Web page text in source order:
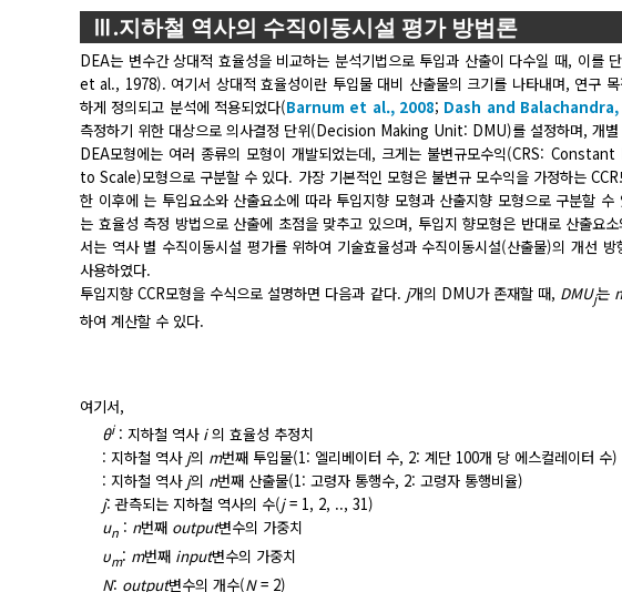
Ⅲ.지하철 역사의 수직이동시설 평가 방법론
DEA는 변수간 상대적 효율성을 비교하는 분석기법으로 투입과 산출이 다수일 때, 이를
et al., 1978). 여기서 상대적 효율성이란 투입물 대비 산출물의 크기를 나타내며, 연구
하게 정의되고 분석에 적용되었다(Barnum et al., 2008; Dash and Balachandra,
측정하기 위한 대상으로 의사결정 단위(Decision Making Unit: DMU)를 설정하며, 개
DEA모형에는 여러 종류의 모형이 개발되었는데, 크게는 불변규모수익(CRS:
to Scale)모형으로 구분할 수 있다. 가장 기본적인 모형은 불변규 모수익을 가정하는
한 이후에 는 투입요소와 산출요소에 따라 투입지향 모형과 산출지향 모형으로 구분할
는 효율성 측정 방법으로 산출에 초점을 맞추고 있으며, 투입지 향모형은 반대로 산출요
서는 역사 별 수직이동시설 평가를 위하여 기술효율성과 수직이동시설(산출물)의 개선
사용하였다.
투입지향 CCR모형을 수식으로 설명하면 다음과 같다. j개의 DMU가 존재할 때, DMUj는
하여 계산할 수 있다.
여기서,
θi: 지하철 역사 i의 효율성 추정치
: 지하철 역사 j의 m번째 투입물(1: 엘리베이터 수, 2: 계단 100개 당 에스컬레이터 수)
: 지하철 역사 j의 n번째 산출물(1: 고령자 통행수, 2: 고령자 통행비율)
j: 관측되는 지하철 역사의 수(j= 1, 2, .., 31)
un : n번째 output변수의 가중치
υm: m번째 input변수의 가중치
N: output변수의 개수(N= 2)